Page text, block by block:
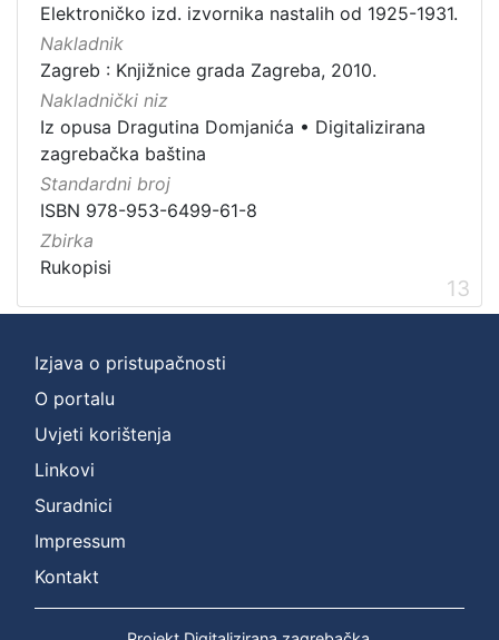
Elektroničko izd. izvornika nastalih od 1925-1931.
Nakladnik
Zagreb : Knjižnice grada Zagreba, 2010.
Nakladnički niz
Iz opusa Dragutina Domjanića • Digitalizirana
zagrebačka baština
Standardni broj
ISBN 978-953-6499-61-8
Zbirka
Rukopisi
13
Izjava o pristupačnosti
O portalu
Uvjeti korištenja
Linkovi
Suradnici
Impressum
Kontakt